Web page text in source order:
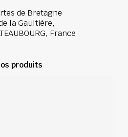
de Bretagne
la Gaultière,
France
produits